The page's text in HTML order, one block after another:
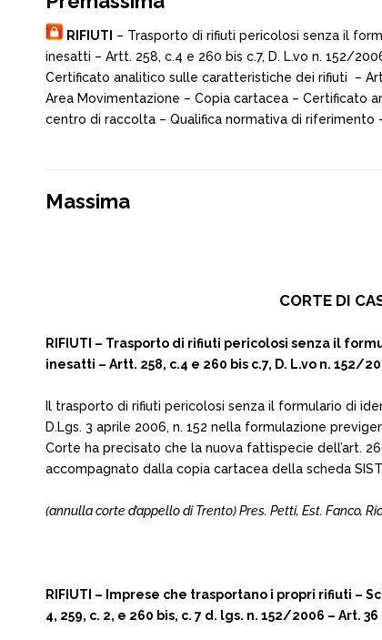
RIFIUTI
– Trasporto di rifiuti pericolosi senza il
inesatti – Artt. 258, c.4 e 260 bis c.7, D. L.vo n. 152/
Certificato analitico sulle caratteristiche dei rifiuti –
Area Movimentazione – Copia cartacea – Certificato
centro di raccolta – Qualifica normativa di riferimento
Massima
CORTE DI
RIFIUTI – Trasporto di rifiuti pericolosi senza il
inesatti – Artt. 258, c.4 e 260 bis c.7, D. L.vo n. 152/
Il trasporto di rifiuti pericolosi senza il formulario di
D.Lgs. 3 aprile 2006, n. 152 nella formulazione
Corte ha precisato che la nuova fattispecie dell’art.
accompagnato dalla copia cartacea della scheda
(annulla corte d’appello di Trento) Pres. Petti, Est. Fanco,
RIFIUTI – Imprese che trasportano i propri rifiuti –
4, 259, c. 2, e 260 bis, c. 7 d. lgs. n. 152/2006 – Art.